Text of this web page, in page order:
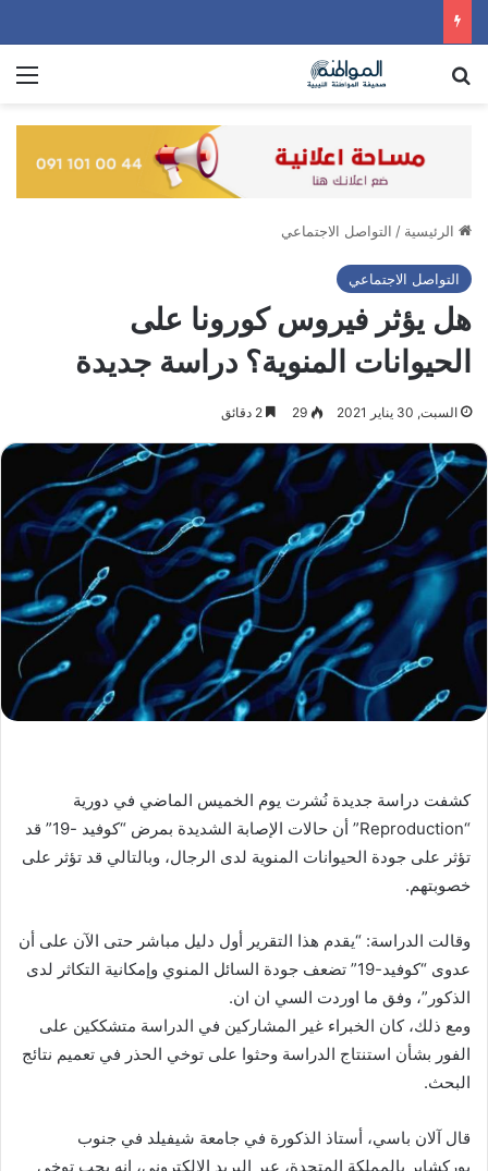
الرئيسية / التواصل الاجتماعي
التواصل الاجتماعي
هل يؤثر فيروس كورونا على
الحيوانات المنوية؟ دراسة جديدة
السبت, 30 يناير 2021 29
كشفت دراسة جديدة نُشرت يوم الخميس الماضي في دورية
“Reproduction” أن حالات الإصابة الشديدة بمرض “كوفيد -19” قد
تؤثر على جودة الحيوانات المنوية لدى الرجال، وبالتالي قد تؤثر على
خصوبتهم.
وقالت الدراسة: “يقدم هذا التقرير أول دليل مباشر حتى الآن على أن
عدوى “كوفيد-19” تضعف جودة السائل المنوي وإمكانية التكاثر لدى
الذكور”، وفق ما اوردت السي ان ان.
ومع ذلك، كان الخبراء غير المشاركين في الدراسة متشككين على
الفور بشأن استنتاج الدراسة وحثوا على توخي الحذر في تعميم نتائج
البحث.
قال آلان باسي، أستاذ الذكورة في جامعة شيفيلد في جنوب
يوركشاير بالمملكة المتحدة، عبر البريد الإلكتروني، إنه يجب توخي